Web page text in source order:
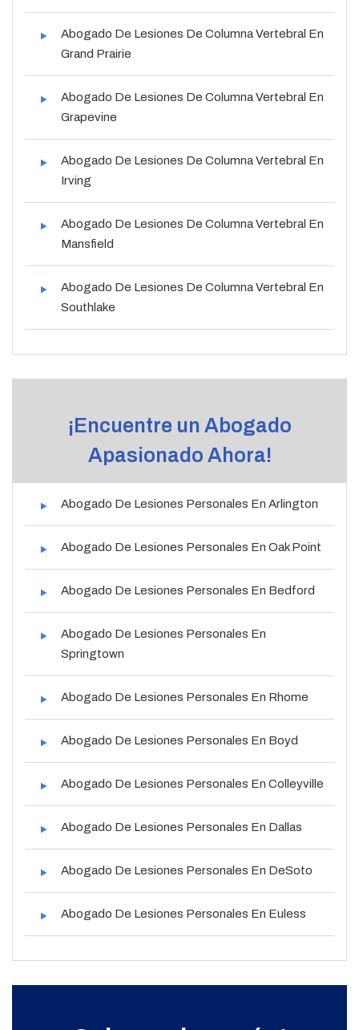
Abogado De Lesiones De Columna Vertebral En
Grand Prairie
Abogado De Lesiones De Columna Vertebral En
Grapevine
Abogado De Lesiones De Columna Vertebral En
Irving
Abogado De Lesiones De Columna Vertebral En
Mansfield
Abogado De Lesiones De Columna Vertebral En
Southlake
¡Encuentre un Abogado
Apasionado Ahora!
Abogado De Lesiones Personales En Arlington
Abogado De Lesiones Personales En Oak Point
Abogado De Lesiones Personales En Bedford
Abogado De Lesiones Personales En
Springtown
Abogado De Lesiones Personales En Rhome
Abogado De Lesiones Personales En Boyd
Abogado De Lesiones Personales En Colleyville
Abogado De Lesiones Personales En Dallas
Abogado De Lesiones Personales En DeSoto
Abogado De Lesiones Personales En Euless